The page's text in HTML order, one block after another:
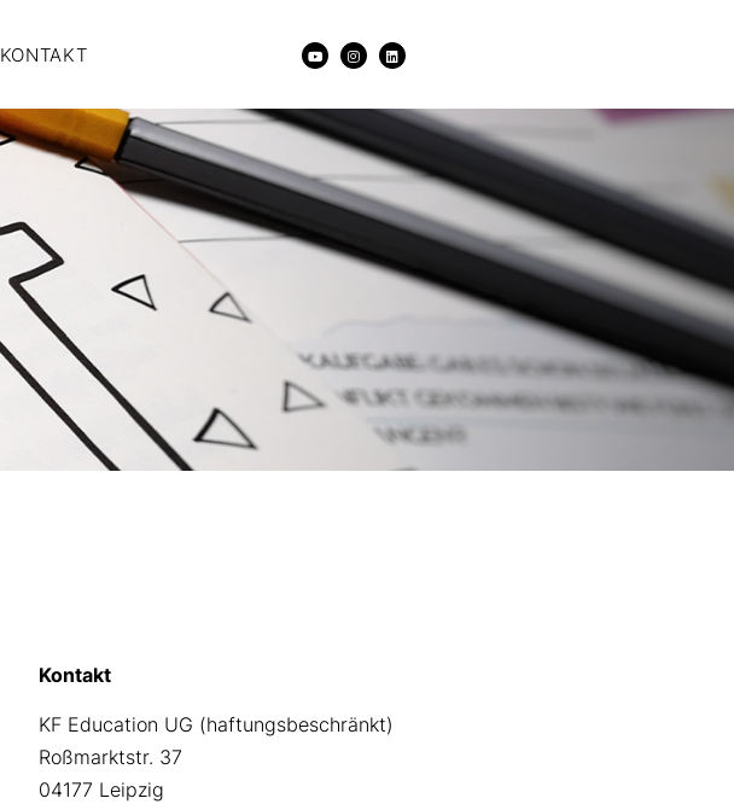
KONTAKT
Kontakt
KF Education UG (haftungsbeschränkt)
Roßmarktstr. 37
04177 Leipzig